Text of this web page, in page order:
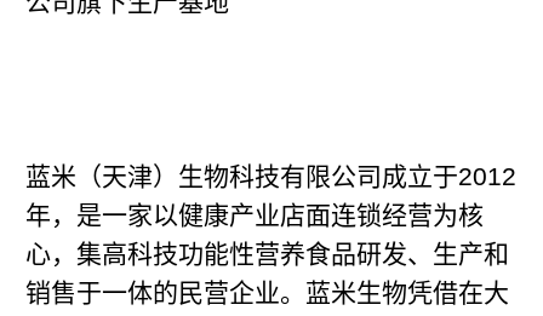
蓝米（天津）生物科技有限公司成立于2012
年，是一家以健康产业店面连锁经营为核
心，集高科技功能性营养食品研发、生产和
销售于一体的民营企业。蓝米生物凭借在大